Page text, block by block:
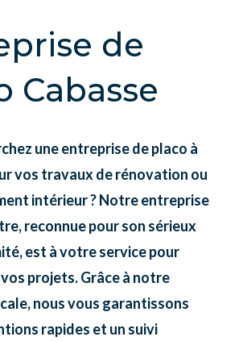
de
Cabasse
une entreprise de placo à
vos travaux de rénovation ou
intérieur ? Notre entreprise
reconnue pour son sérieux
est à votre service pour
projets. Grâce à notre
nous vous garantissons
rapides et un suivi